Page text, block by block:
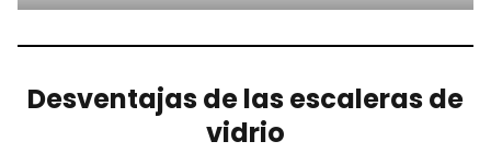
Desventajas de las escaleras de
vidrio